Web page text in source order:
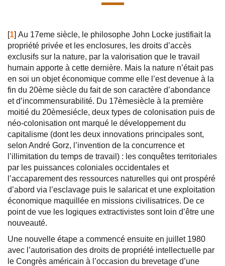
[1] Au 17eme siècle, le philosophe John Locke justifiait la
propriété privée et les enclosures, les droits d’accès
exclusifs sur la nature, par la valorisation que le travail
humain apporte à cette dernière. Mais la nature n’était pas
en soi un objet économique comme elle l’est devenue à la
fin du 20ème siècle du fait de son caractère d’abondance
et d’incommensurabilité. Du 17èmesiècle à la première
moitié du 20èmesiécle, deux types de colonisation puis de
néo-colonisation ont marqué le développement du
capitalisme (dont les deux innovations principales sont,
selon André Gorz, l’invention de la concurrence et
l’illimitation du temps de travail) : les conquêtes territoriales
par les puissances coloniales occidentales et
l’accaparement des ressources naturelles qui ont prospéré
d’abord via l’esclavage puis le salaricat et une exploitation
économique maquillée en missions civilisatrices. De ce
point de vue les logiques extractivistes sont loin d’être une
nouveauté.
Une nouvelle étape a commencé ensuite en juillet 1980
avec l’autorisation des droits de propriété intellectuelle par
le Congrès américain à l’occasion du brevetage d’une